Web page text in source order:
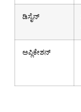
ಡಿಸೈನ್
ಅಪ್ಲಿಕೇಶನ್